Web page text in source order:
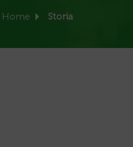
Home Storia